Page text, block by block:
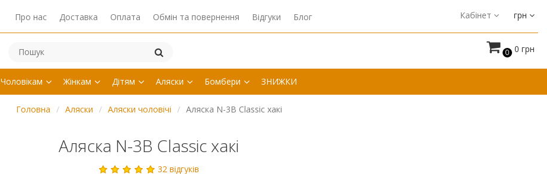
Про нас Доставка Оплата Обмін та повернення Відгуки Блог Кабінет грн
0 0 грн
Чоловікам Жінкам Дітям Аляски Бомбери ЗНИЖКИ
Головна Аляски Аляски чоловічі Аляска N-3B Classic хакі
Аляска N-3B Classic хакі
32 відгуків